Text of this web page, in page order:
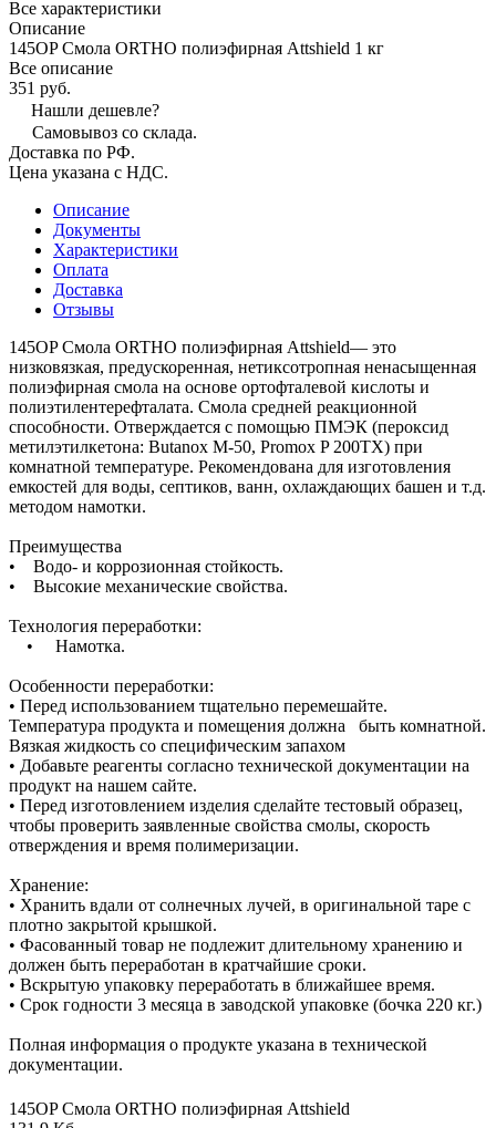
Все характеристики
Описание
145OP Смола ORTHO полиэфирная Attshield 1 кг
Все описание
351 руб.
Нашли дешевле?
Самовывоз со склада.
Доставка по РФ.
Цена указана с НДС.
Описание
Документы
Характеристики
Оплата
Доставка
Отзывы
145OP Смола ORTHO полиэфирная Attshield— это
низковязкая, предускоренная, нетиксотропная ненасыщенная
полиэфирная смола на основе ортофталевой кислоты и
полиэтилентерефталата. Смола средней реакционной
способности. Отверждается с помощью ПМЭК (пероксид
метилэтилкетона: Butanox M-50, Promox P 200TX) при
комнатной температуре. Рекомендована для изготовления
емкостей для воды, септиков, ванн, охлаждающих башен и т.д.
методом намотки.
Преимущества
• Водо- и коррозионная стойкость.
• Высокие механические свойства.
Технология переработки:
• Намотка.
Особенности переработки:
• Перед использованием тщательно перемешайте.
Температура продукта и помещения должна быть комнатной.
Вязкая жидкость со специфическим запахом
• Добавьте реагенты согласно технической документации на
продукт на нашем сайте.
• Перед изготовлением изделия сделайте тестовый образец,
чтобы проверить заявленные свойства смолы, скорость
отверждения и время полимеризации.
Хранение:
• Хранить вдали от солнечных лучей, в оригинальной таре с
плотно закрытой крышкой.
• Фасованный товар не подлежит длительному хранению и
должен быть переработан в кратчайшие сроки.
• Вскрытую упаковку переработать в ближайшее время.
• Срок годности 3 месяца в заводской упаковке (бочка 220 кг.)
Полная информация о продукте указана в технической
документации.
145OP Смола ORTHO полиэфирная Attshield